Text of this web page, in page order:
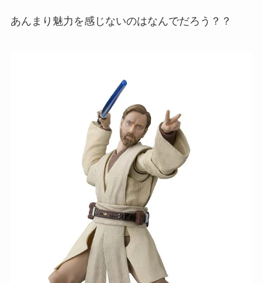
あんまり魅力を感じないのはなんでだろう？？